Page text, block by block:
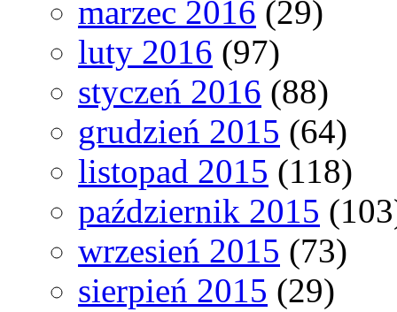
marzec 2016 (29)
luty 2016 (97)
styczeń 2016 (88)
grudzień 2015 (64)
listopad 2015 (118)
październik 2015
wrzesień 2015 (73)
sierpień 2015 (29)